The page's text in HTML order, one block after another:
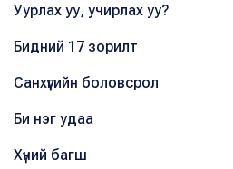
Уурлах уу, учирлах уу?
Бидний 17 зорилт
Санхүүгийн боловсрол
Би нэг удаа
Хүний багш